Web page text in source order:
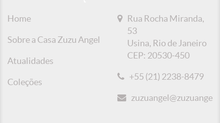
Home
Sobre a Casa Zuzu Angel
Atualidades
Coleções
Rua Rocha Miranda,
53
Usina, Rio de Janeiro
CEP: 20530-450
+55 (21) 2238-8479